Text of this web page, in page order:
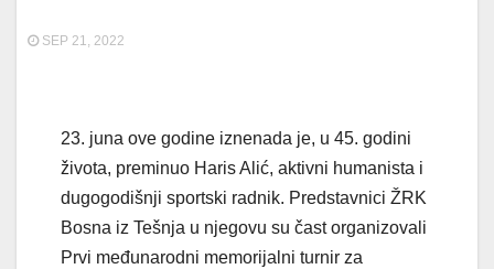
SEP 21, 2022
23. juna ove godine iznenada je, u 45. godini
života, preminuo Haris Alić, aktivni humanista i
dugogodišnji sportski radnik. Predstavnici ŽRK
Bosna iz Tešnja u njegovu su čast organizovali
Prvi međunarodni memorijalni turnir za